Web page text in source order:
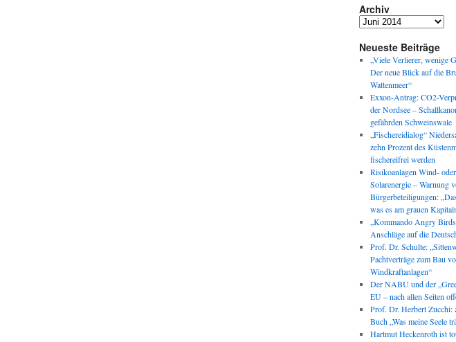
Archiv
Archiv
Neueste Beiträge
„Viele Verlierer, wenige
Der neue Blick auf die
Wattenmeer“
Exxon-Antrag: CO2-
der Nordsee –
gefährden Schweinswale
„Fischereidialog“
zehn Prozent des
fischereifrei werden
Risikoanlagen Wind- oder
Solarenergie – Warnung
Bürgerbeteiligungen:
was es am grauen
„Kommando Angry
Anschläge auf die
Prof. Dr. Schulte:
Pachtverträge zum Bau
Windkraftanlagen“
Der NABU und der
EU – nach allen Seiten
Prof. Dr. Herbert Zucchi:
Buch „Was meine Seele
Hartmut Heckenroth ist